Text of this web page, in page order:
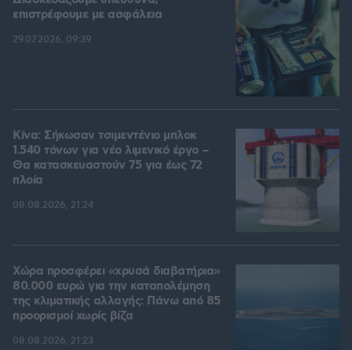
επιστρέφουμε με ασφάλεια
29.07.2026, 09:39
Κίνα: Σήκωσαν τσιμεντένιο μπλοκ
1.540 τόνων για νέο λιμενικό έργο –
Θα κατασκευαστούν 75 για έως 72
πλοία
08.08.2026, 21:24
Χώρα προσφέρει «χρυσά διαβατήρια»
80.000 ευρώ για την καταπολέμηση
της κλιματικής αλλαγής: Πάνω από 85
προορισμοί χωρίς βίζα
08.08.2026, 21:23